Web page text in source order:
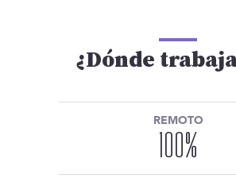
¿Dónde
REMOTO
100%